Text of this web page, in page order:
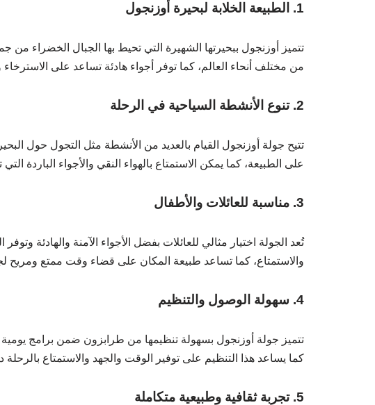
1. الطبيعة الخلابة لبحيرة أوزنجول
تتميز أوزنجول ببحيرتها الشهيرة التي تحيط بها الجبال الخضراء
من مختلف أنحاء العالم، كما توفر أجواء هادئة تساعد على الاسترخاء
2. تنوع الأنشطة السياحية في الرحلة
تتيح جولة أوزنجول القيام بالعديد من الأنشطة مثل التجول حول
على الطبيعة، كما يمكن الاستمتاع بالهواء النقي والأجواء الباردة
3. مناسبة للعائلات والأطفال
تُعد الجولة اختيار مثالي للعائلات بفضل الأجواء الآمنة والهادئة
والاستمتاع، كما تساعد طبيعة المكان على قضاء وقت ممتع ومريح
4. سهولة الوصول والتنظيم
تتميز جولة أوزنجول بسهولة تنظيمها من طرابزون ضمن برامج
كما يساعد هذا التنظيم على توفير الوقت والجهد والاستمتاع
5. تجربة ثقافية وطبيعية متكاملة